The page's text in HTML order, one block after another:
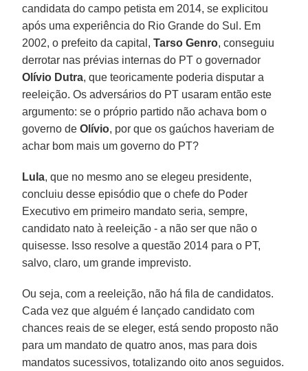
candidata do campo petista em 2014, se explicitou
após uma experiência do Rio Grande do Sul. Em
2002, o prefeito da capital,Tarso Genro, conseguiu
derrotar nas prévias internas do PT o governador
Olívio Dutra, que teoricamente poderia disputar a
reeleição. Os adversários do PT usaram então este
argumento: se o próprio partido não achava bom o
governo deOlívio, por que os gaúchos haveriam de
achar bom mais um governo do PT?
Lula, que no mesmo ano se elegeu presidente,
concluiu desse episódio que o chefe do Poder
Executivo em primeiro mandato seria, sempre,
candidato nato à reeleição - a não ser que não o
quisesse. Isso resolve a questão 2014 para o PT,
salvo, claro, um grande imprevisto.
Ou seja, com a reeleição, não há fila de candidatos.
Cada vez que alguém é lançado candidato com
chances reais de se eleger, está sendo proposto não
para um mandato de quatro anos, mas para dois
mandatos sucessivos, totalizando oito anos seguidos.